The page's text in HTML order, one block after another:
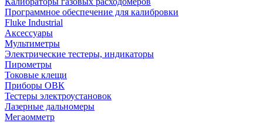
Программное обеспечение для калибровки
Fluke Industrial
Аксессуары
Мультиметры
Электрические тестеры, индикаторы
Пирометры
Токовые клещи
Приборы ОВК
Тестеры электроустановок
Лазерные дальномеры
Мегаомметр